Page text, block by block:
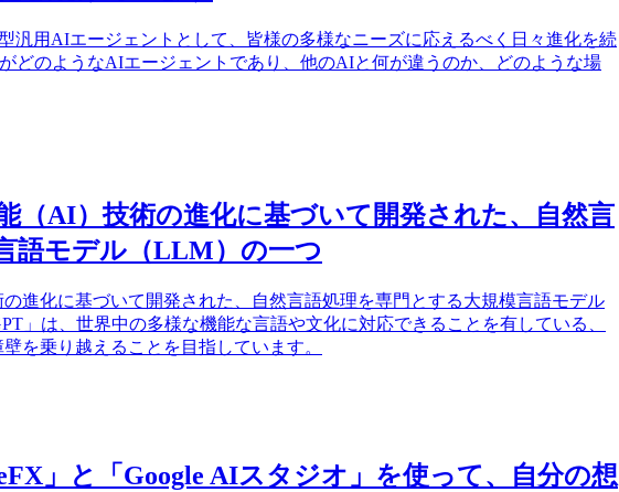
汎用AIエージェントとして、皆様の多様なニーズに応えるべく日々進化を続
どのようなAIエージェントであり、他のAIと何が違うのか、どのような場
（AI）技術の進化に基づいて開発された、自然言
語モデル（LLM）の一つ
進化に基づいて開発された、自然言語処理を専門とする大規模言語モデル
」は、世界中の多様な機能な言語や文化に対応できることを有している、
を乗り越えることを目指しています。
」と「Google AIスタジオ」を使って、自分の想